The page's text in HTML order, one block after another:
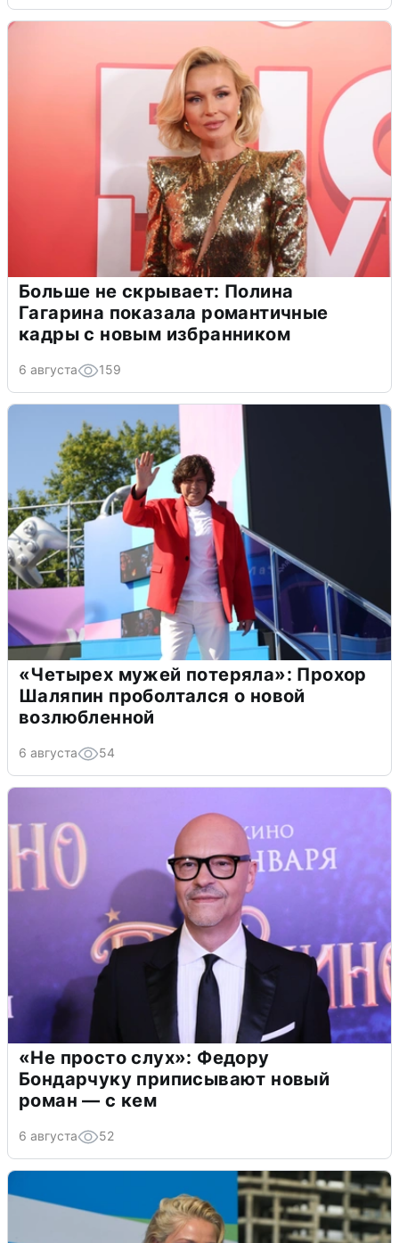
Больше не скрывает: Полина
Гагарина показала романтичные
кадры с новым избранником
6 августа 159
«Четырех мужей потеряла»: Прохор
Шаляпин проболтался о новой
возлюбленной
6 августа 54
«Не просто слух»: Федору
Бондарчуку приписывают новый
роман — с кем
6 августа 52